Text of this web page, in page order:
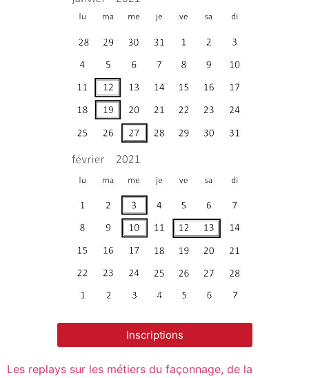
Inscriptions
Les replays sur les métiers du façonnage, de la